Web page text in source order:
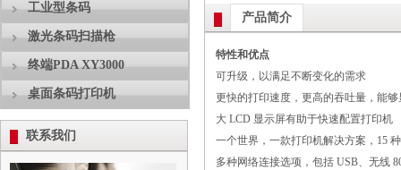
工业型条码
激光条码扫描枪
终端PDA XY3000
桌面条码打印机
联系我们
产品简介
特性和优点
可升级，以满足不断变化的需求
更快的打印速度，更高的吞吐量，能
大 LCD 显示屏有助于快速配置打印机
一个世界，一款打印机解决方案，15
多种网络连接选项，包括 USB、无线